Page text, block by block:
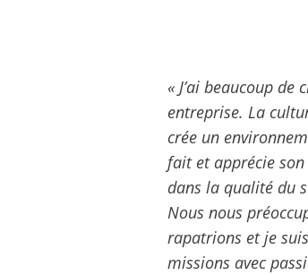
« J’ai beaucoup de
entreprise. La
crée un
fait et apprécie
dans la qualité du
Nous nous
rapatrions et je
missions avec